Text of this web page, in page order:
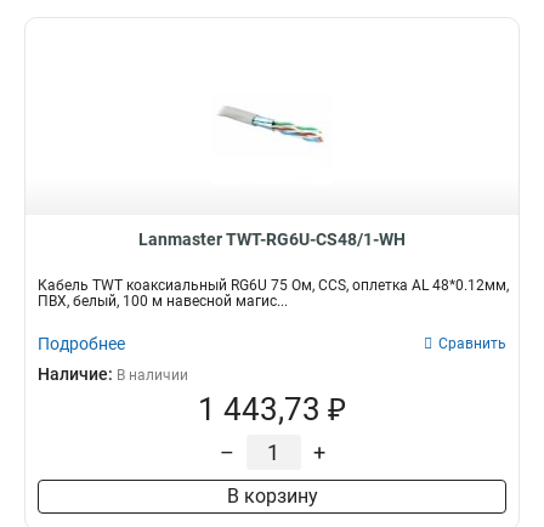
Lanmaster TWT-RG6U-CS48/1-WH
Кабель TWT коаксиальный RG6U 75 Ом, CCS, оплетка AL 48*0.12мм,
ПВХ, белый, 100 м навесной магис...
Подробнее Сравнить
Наличие: В наличии
1 443,73 ₽
– +
В корзину